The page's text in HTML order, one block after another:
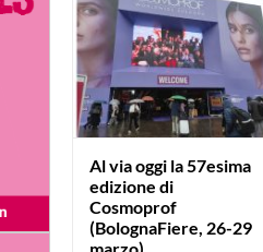
Al via oggi la
57esima edizione di
Cosmoprof
(BolognaFiere, 26-
29 marzo)
Al via oggi la 57esima
edizione di
Cosmoprof
(BolognaFiere, 26-29
marzo)